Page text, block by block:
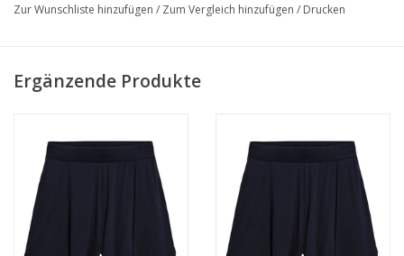
• Vegan, PEAT-zertifiziert
Zur Wunschliste hinzufügen / Zum Vergleich hinzufügen / Drucken
Ergänzende Produkte